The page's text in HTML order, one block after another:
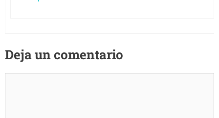
Deja un comentario